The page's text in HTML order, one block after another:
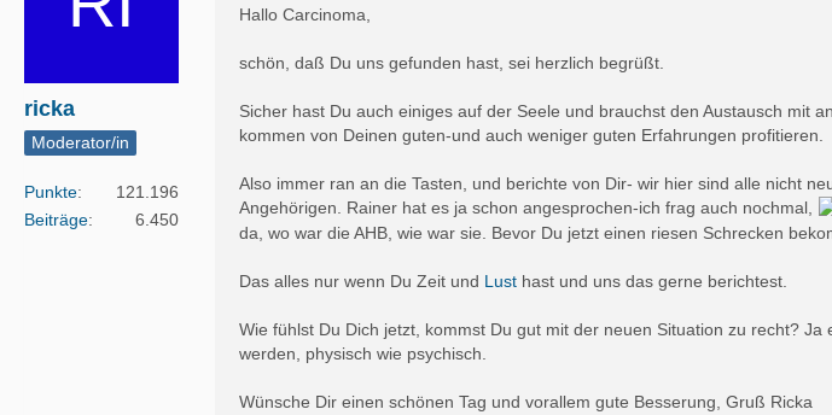
ricka
Moderator/in
Punkte
121.196
Beiträge
6.450
Hallo Carcinoma,
schön, daß Du uns gefunden hast, sei herzlich begrüßt.
Sicher hast Du auch einiges auf der Seele und brauchst den Austausch mit
kommen von Deinen guten-und auch weniger guten Erfahrungen profitieren.
Also immer ran an die Tasten, und berichte von Dir- wir hier sind alle nicht
Angehörigen. Rainer hat es ja schon angesprochen-ich frag auch nochmal,
da, wo war die AHB, wie war sie. Bevor Du jetzt einen riesen Schrecken
Das alles nur wenn Du Zeit und Lust hast und uns das gerne berichtest.
Wie fühlst Du Dich jetzt, kommst Du gut mit der neuen Situation zu recht?
werden, physisch wie psychisch.
Wünsche Dir einen schönen Tag und vorallem gute Besserung, Gruß Ricka